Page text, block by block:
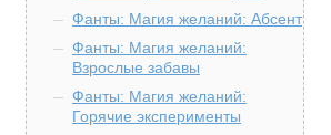
Фанты: Магия желаний: Абсент
Фанты: Магия желаний:
Взрослые забавы
Фанты: Магия желаний:
Горячие эксперименты